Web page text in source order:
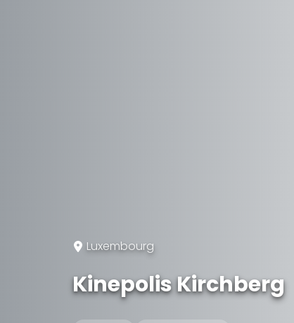
Luxembourg
Kinepolis Kirchberg